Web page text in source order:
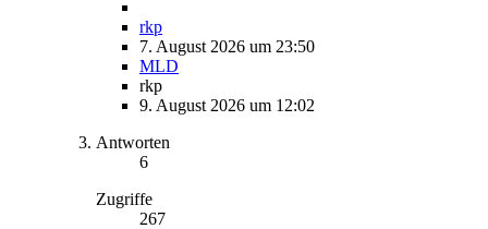
rkp
7. August 2026 um 23:50
MLD
rkp
9. August 2026 um 12:02
Antworten
6
Zugriffe
267